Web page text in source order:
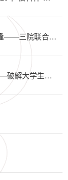
身心赋能月丨春“信”如期 “经社”相逢——三院联合趣味排球赛精彩回顾
身心赋能月丨心理健康讲座回顾——破解大学生人际关系的“wifi密码”